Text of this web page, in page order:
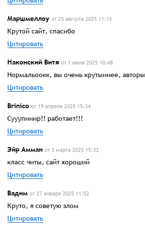
Маршмеллоу от 25 августа 2025 11:15
Крутой сайт, спасибо
Цитировать
Наконский Витя от 1 июня 2025 10:48
Нормальоокк, вы очень крутыииее, авторы
Цитировать
Brinico от 19 апреля 2025 15:34
Сууупииир!! работает!!!
Цитировать
Эйр Амман от 3 марта 2025 15:32
класс читы, сайт хороший
Цитировать
Вадим от 27 января 2025 11:52
Круто, я советую злом
Цитировать